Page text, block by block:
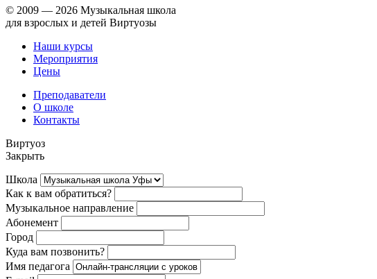
© 2009 — 2026 Музыкальная школа
для взрослых и детей Виртуозы
Наши курсы
Мероприятия
Цены
Преподаватели
О школе
Контакты
Виртуоз
Закрыть
Школа
Как к вам обратиться?
Музыкальное направление
Абонемент
Город
Куда вам позвонить?
Имя педагога